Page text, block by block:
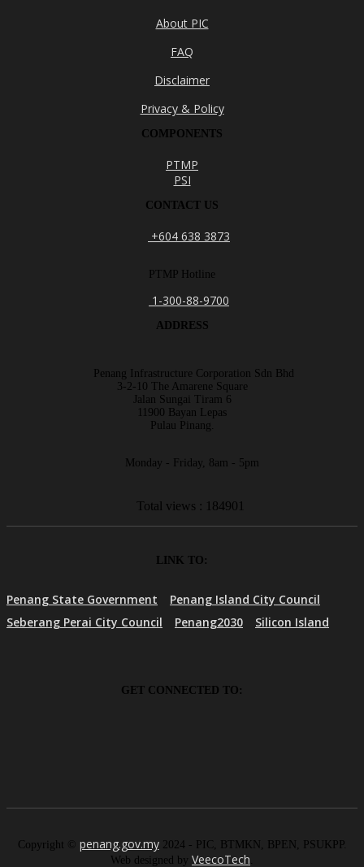
About PIC
FAQ
Disclaimer
Privacy & Policy
COMPONENTS
PTMP
PSI
CONTACT US
+604 638 3873
PTMP Hotline
1-300-88-9700
ADDRESS
Penang Infrastructure Corporation Sdn Bhd
3-2-10 The Amarene Square
Jalan Sungai Tiram 6
11900 Bayan Lepas
Pulau Pinang.
Monday - Friday, 8am - 5pm
Total views : 184901
LINK TO:
Penang State Government
Penang Island City Council
Seberang Perai City Council
Penang2030 Silicon Island
GET CONNECTED TO:
Copyright © penang.gov.my2024 - PIC, BTMKN, BPEN, PSUKPP.
Web designed by VeecoTech.